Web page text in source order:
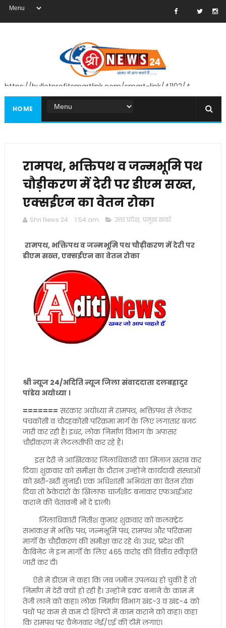
https://bulletprofitsmartlink.com/smart-link/41102/4
HOME
रामपथ, भक्तिपथ व जन्मभूमि पथ
चौड़ीकरण में देरी पर डीएम सख्त,
एक्सईएन का वेतन रोका
Shri News 24 1:54 am उत्तर प्रदेश, प्रमुख खबरें
रामपथ, भक्तिपथ व जन्मभूमि पथ चौड़ीकरण में देरी पर
डीएम सख्त, एक्सईएन का वेतन रोका
श्री न्यूज 24/अदिति न्यूज जिला संवाददाता दलबहादुर
पांडेय अयोध्या ।
======= सरकार अयोध्या में रामपथ, भक्तिपथ से लेकर
पंचकोसी व चौदहकोसी परिक्रमा मार्ग के लिए लगातार बजट
जारी कर रही है। इधर, लोक निर्माण विभाग के अफसर
चौड़ीकरण में लेटलतीफी कर रहे हैं।
इस देरी ने आखिरकार जिलाधिकारी का मिजाज खराब कर
दिया। शुक्रवार को समीक्षा के दौरान उन्होंने कार्यदायी संस्थाओं
को खरी-खरी सुनाई। एक अधिशासी अभियंता का वेतन रोक
दिया तो ठेकेदारों के खिलाफ चार्जशीट बनाकर एफआईआर
कराने की चेतावनी भी दे डाली।
जिलाधिकारी नितीश कुमार शुक्रवार को कलक्ट्रेट
सभाकक्ष में भक्ति पथ, जन्मभूमि पथ, रामपथ और परिक्रमा
मार्गों के चौड़ीकरण की समीक्षा कर रहे थे। उधर, प्रदेश की
कैबिनेट ने इन मार्गों के लिए 465 करोड़ की वित्तीय स्वीकृति
जारी कर दी।
ऐसे में डीएम ने कहा कि जब जमीन उपलब्ध हो चुकी है तो
निर्माण में देरी क्यों हो रही है। उन्होंने डक्ट बनाने के काम में
तेजी लाने को कहा। लोक निर्माण विभाग खंड-3 व खंड-4 को
पथों पर कम से कम दो शिफ्टों में काम कराने को कहा। कहा
कि रामपथ पर चैनेजवार जेई/एई की टीमें लगाएं।